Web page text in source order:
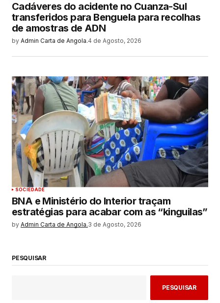
Cadáveres do acidente no Cuanza-Sul
transferidos para Benguela para recolhas
de amostras de ADN
by Admin Carta de Angola.4 de Agosto, 2026
SOCIEDADE
BNA e Ministério do Interior traçam
estratégias para acabar com as “kinguilas”
by Admin Carta de Angola.3 de Agosto, 2026
PESQUISAR
PESQUISAR